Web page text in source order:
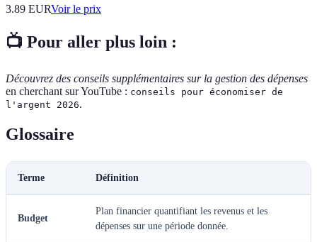
3.89 EURVoir le prix
📺 Pour aller plus loin :
Découvrez des conseils supplémentaires sur la gestion des dépenses
en cherchant sur YouTube : conseils pour économiser de
l'argent 2026.
Glossaire
Terme Définition
Budget
Plan financier quantifiant les revenus et les
dépenses sur une période donnée.